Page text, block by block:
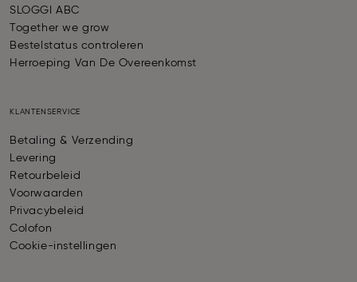
SLOGGI ABC
Together we grow
Bestelstatus controleren
Herroeping Van De Overeenkomst
KLANTENSERVICE
Betaling & Verzending
Levering
Retourbeleid
Voorwaarden
Privacybeleid
Colofon
Cookie-instellingen